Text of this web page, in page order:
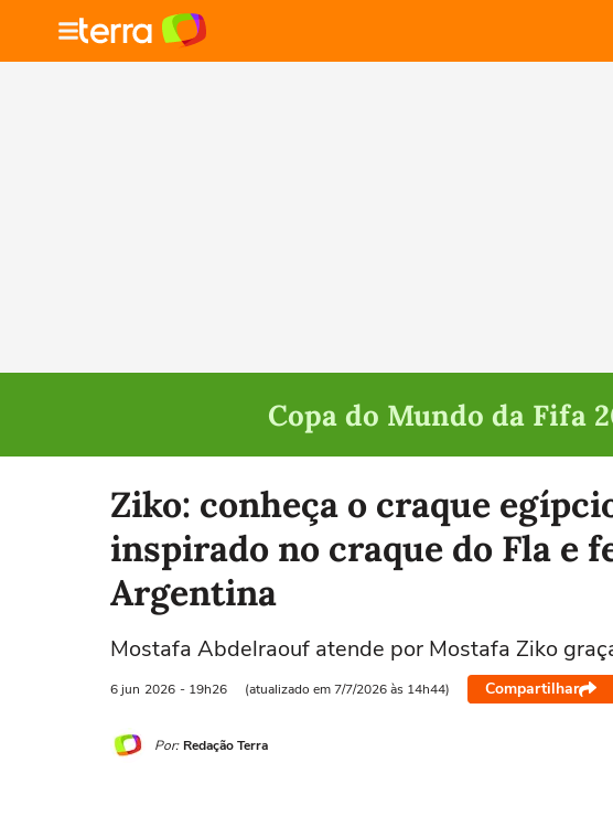
Copa do Mundo da Fifa
Selecione o time para ver as notícias
Ziko: conheça o craque
inspirado no craque do Fla e
Argentina
Mostafa Abdelraouf atende por Mostafa Ziko
6 jun 2026 - 19h26 (atualizado em 7/7/2026 às 14h44) Compartilhar
Por: Redação Terra